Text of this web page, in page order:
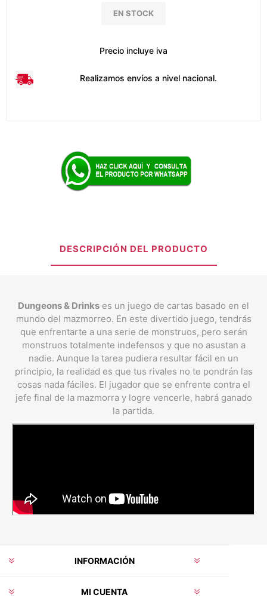
EN STOCK
Precio incluye iva
Realizamos envíos a nivel nacional.
DESCRIPCIÓN DEL PRODUCTO
Dungeons & Drinks es un juego de cartas basado en el
mundo del mazmorreo. En este divertido juego, tendrás
que enfrentarte a una serie de monstruos, pero serán
monstruos totalmente indefensos y que no asustan a
nadie. Aunque la tarea pudiera resultar fácil en un
principio, la realidad es que tus rivales no te pondrán las
cosas nada fáciles. El jugador que se enfrente contra el
jefe final de la mazmorra y logre vencerle, habrá ganado
la partida.
INFORMACIÓN
MI CUENTA